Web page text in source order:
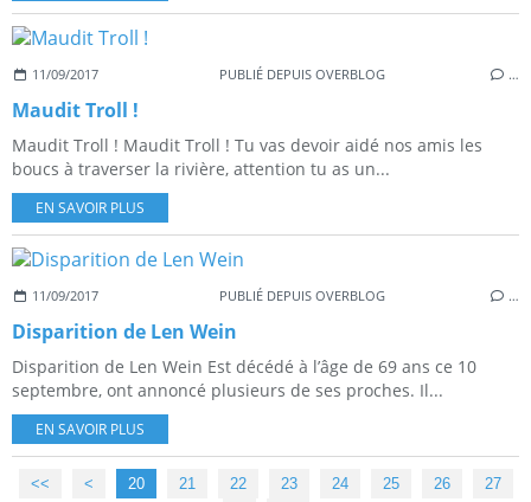
11/09/2017 PUBLIÉ DEPUIS OVERBLOG …
Maudit Troll !
Maudit Troll ! Maudit Troll ! Tu vas devoir aidé nos amis les
boucs à traverser la rivière, attention tu as un...
EN SAVOIR PLUS
11/09/2017 PUBLIÉ DEPUIS OVERBLOG …
Disparition de Len Wein
Disparition de Len Wein Est décédé à l’âge de 69 ans ce 10
septembre, ont annoncé plusieurs de ses proches. Il...
EN SAVOIR PLUS
<< < 10
20 21 22 23 24 25 26
27